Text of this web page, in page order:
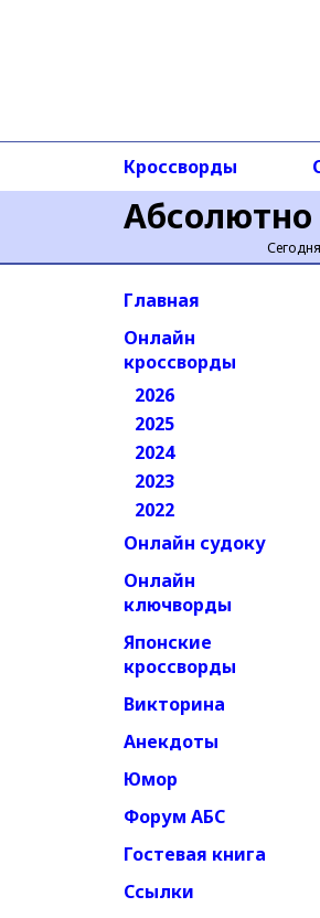
Абсолютно
Кроссворды
Главная
Онлайн
кроссворды
2026
2025
2024
2023
2022
Онлайн судоку
Онлайн
ключворды
Японские
кроссворды
Викторина
Анекдоты
Юмор
Форум АБС
Гостевая книга
Ссылки